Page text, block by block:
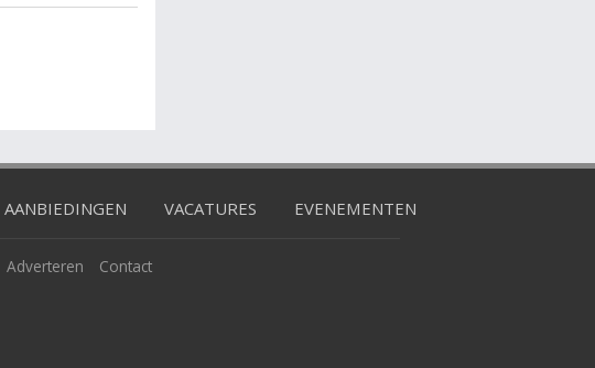
AANBIEDINGEN VACATURES EVENEMENTEN
Adverteren Contact